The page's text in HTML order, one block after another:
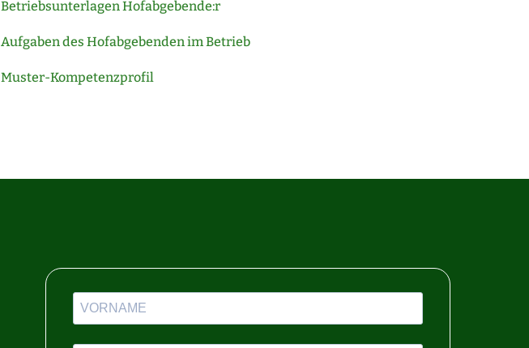
Betriebsunterlagen Hofabgebende:r
Aufgaben des Hofabgebenden im Betrieb
Muster-Kompetenzprofil